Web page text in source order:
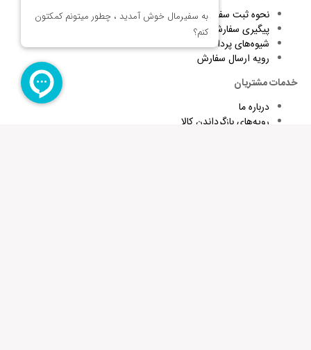
نحوه ثبت سفارش
پیگیری سفارشات
شیوه‌های پرداخت
رویه ارسال سفارش
خدمات مشتریان
درباره ما
رویه‌های بازگرداندن کالا